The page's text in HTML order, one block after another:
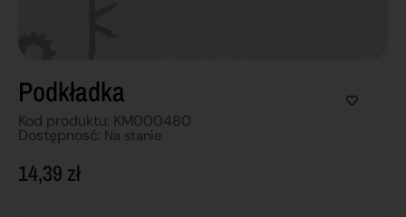
Podkładka
Kod produktu: KM000480
Dostępnosć: Na stanie
14,39 zł